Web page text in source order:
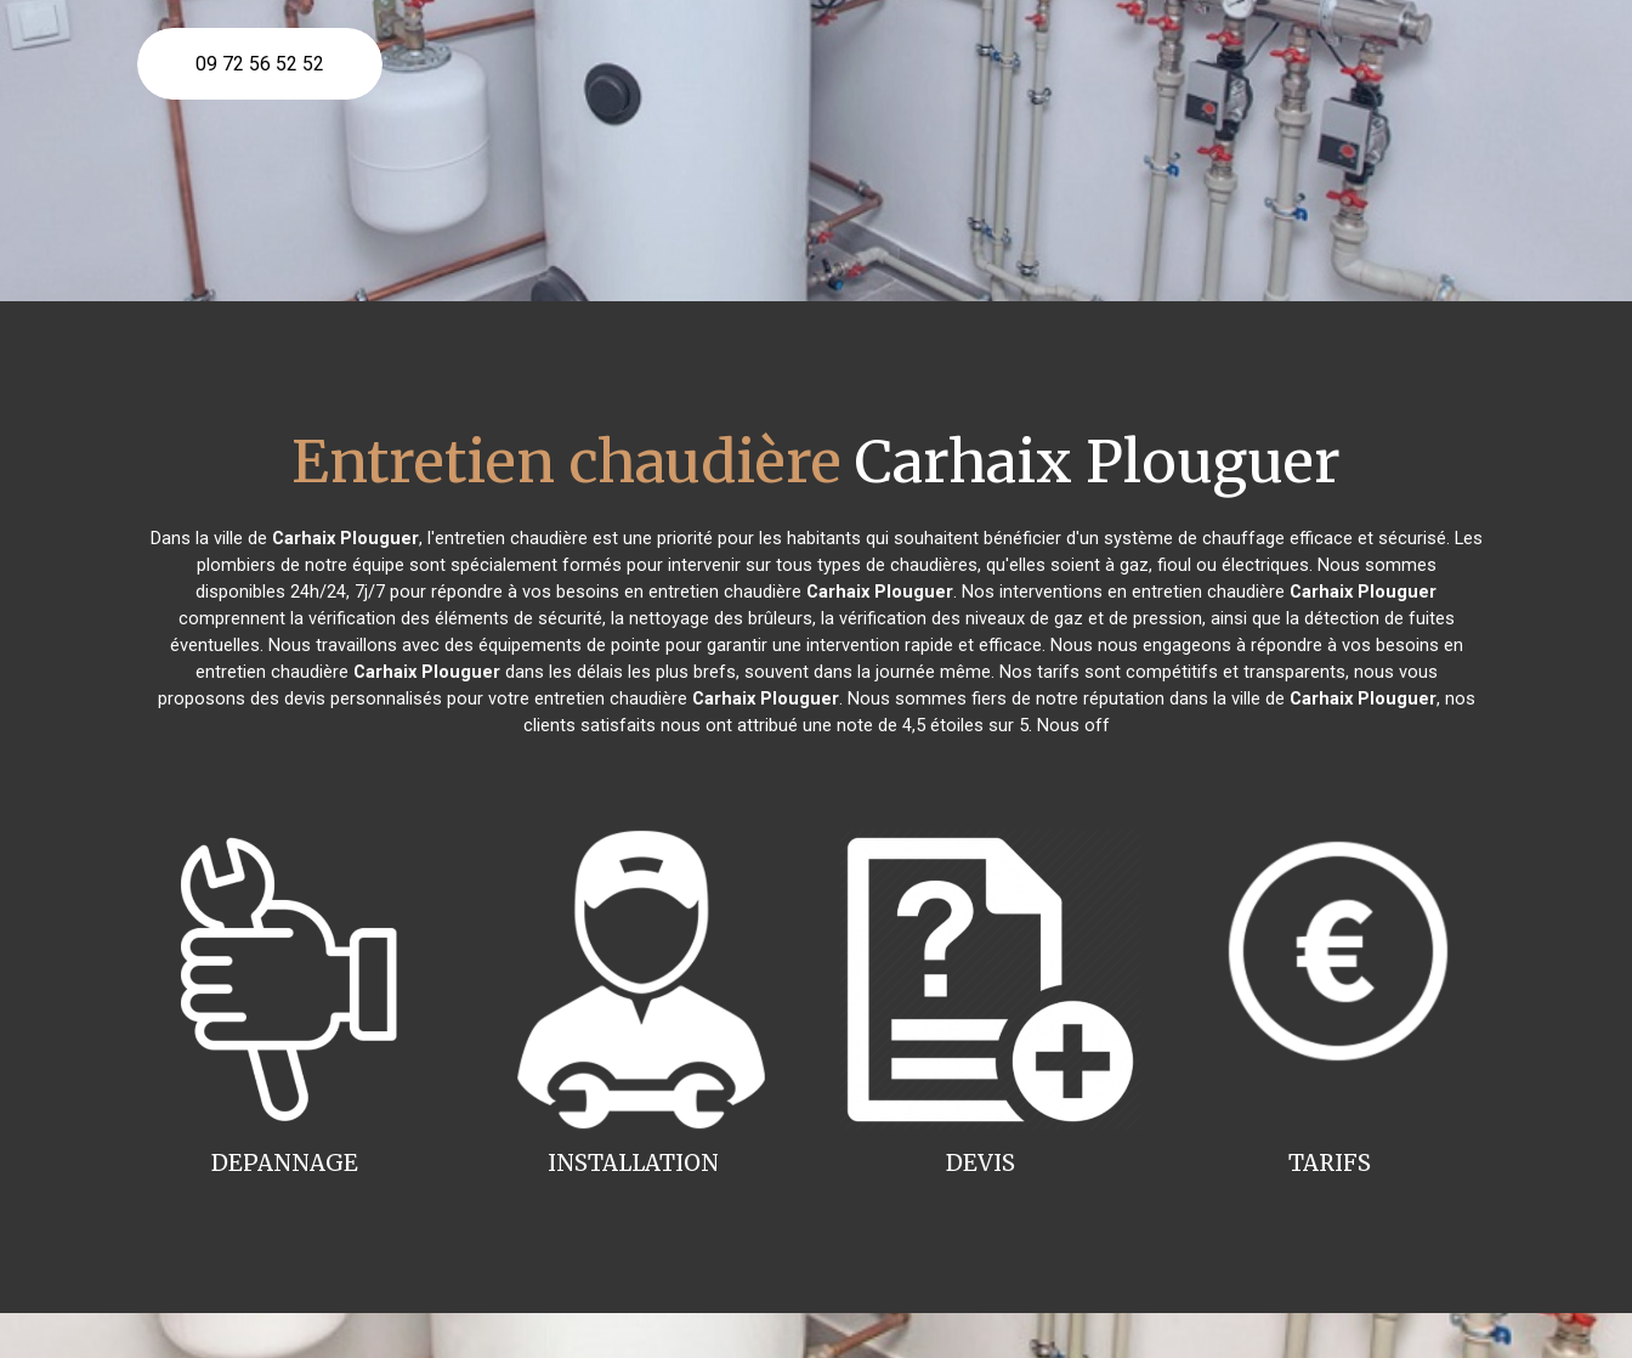
09 72 56 52 52
Entretien chaudière Carhaix Plouguer
Dans la ville de Carhaix Plouguer, l'entretien chaudière est une priorité pour les habitants qui souhaitent bénéficier d'un système de chauffage efficace et sécurisé. Les
plombiers de notre équipe sont spécialement formés pour intervenir sur tous types de chaudières, qu'elles soient à gaz, fioul ou électriques. Nous sommes
disponibles 24h/24, 7j/7 pour répondre à vos besoins en entretien chaudière Carhaix Plouguer. Nos interventions en entretien chaudière Carhaix Plouguer
comprennent la vérification des éléments de sécurité, la nettoyage des brûleurs, la vérification des niveaux de gaz et de pression, ainsi que la détection de fuites
éventuelles. Nous travaillons avec des équipements de pointe pour garantir une intervention rapide et efficace. Nous nous engageons à répondre à vos besoins en
entretien chaudière Carhaix Plouguerdans les délais les plus brefs, souvent dans la journée même. Nos tarifs sont compétitifs et transparents, nous vous
proposons des devis personnalisés pour votre entretien chaudière Carhaix Plouguer. Nous sommes fiers de notre réputation dans la ville de Carhaix Plouguer, nos
clients satisfaits nous ont attribué une note de 4,5 étoiles sur 5. Nous off
INSTALLATION
DEPANNAGE TARIFS
DEVIS